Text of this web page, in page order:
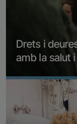
Drets i
amb la salut
Visitar web